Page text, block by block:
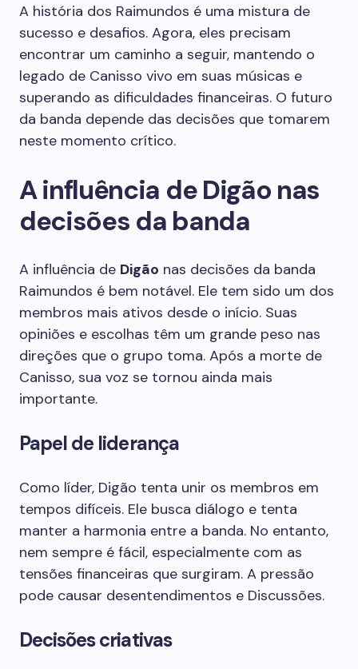
A história dos Raimundos é uma mistura de
sucesso e desafios. Agora, eles precisam
encontrar um caminho a seguir, mantendo o
legado de Canisso vivo em suas músicas e
superando as dificuldades financeiras. O futuro
da banda depende das decisões que tomarem
neste momento crítico.
A influência de Digão nas
decisões da banda
A influência de Digão nas decisões da banda
Raimundos é bem notável. Ele tem sido um dos
membros mais ativos desde o início. Suas
opiniões e escolhas têm um grande peso nas
direções que o grupo toma. Após a morte de
Canisso, sua voz se tornou ainda mais
importante.
Papel de liderança
Como líder, Digão tenta unir os membros em
tempos difíceis. Ele busca diálogo e tenta
manter a harmonia entre a banda. No entanto,
nem sempre é fácil, especialmente com as
tensões financeiras que surgiram. A pressão
pode causar desentendimentos e Discussões.
Decisões criativas